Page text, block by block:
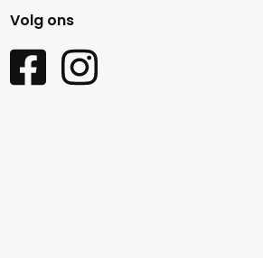
Volg ons